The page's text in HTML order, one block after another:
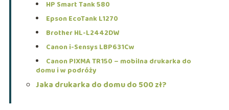
HP Smart Tank 580
Epson EcoTank L1270
Brother HL-L2442DW
Canon i-Sensys LBP631Cw
Canon PIXMA TR150 – mobilna drukarka do
domu i w podróży
Jaka drukarka do domu do 500 zł?